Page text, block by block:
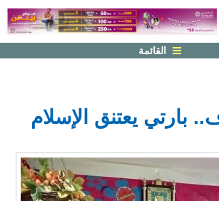
القائمة
بارتي يعتنق الإسلام